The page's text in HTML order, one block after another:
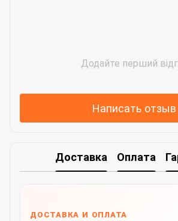
Додайте перший
Написать отзыв
Доставка Оплата
ДОСТАВКА И ОПЛАТА